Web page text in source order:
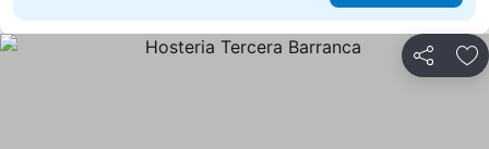
Compartir